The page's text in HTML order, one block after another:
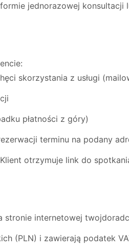
jednorazowej
skorzystania z usługi
płatności z góry)
terminu na podany
otrzymuje link do
stronie internetowej
(PLN) i zawierają podatek